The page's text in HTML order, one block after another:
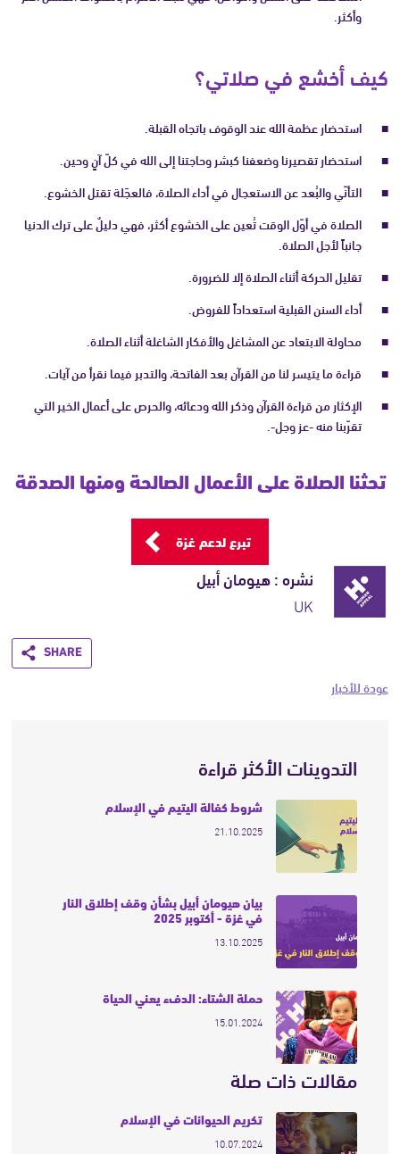
وأكثر.
كيف أخشع في صلاتي؟
استحضار عظمة الله عند الوقوف باتجاه القبلة.
استحضار تقصيرنا وضعفنا كبشر وحاجتنا إلى الله في كلّ آنٍ وحين.
التأنّي والبُعد عن الاستعجال في أداء الصلاة، فالعجَلة تقتل الخشوع.
الصلاة في أوّل الوقت تُعين على الخشوع أكثر، فهي دليلٌ على ترك الدنيا
جانباً لأجل الصلاة.
تقليل الحركة أثناء الصلاة إلا للضرورة.
أداء السنن القبلية استعداداً للفروض.
محاولة الابتعاد عن المشاغل والأفكار الشاغلة أثناء الصلاة.
قراءة ما يتيسر لنا من القرآن بعد الفاتحة، والتدبر فيما نقرأ من آيات.
الإكثار من قراءة القرآن وذكر الله ودعائه، والحرص على أعمال الخير التي
تقرّبنا منه -عز وجل-.
تحثنا الصلاة على الأعمال الصالحة ومنها الصدقة
تبرع لدعم غزة
نشره : هيومان أبيل
UK
Share
عودة للأخبار
التدوينات الأكثر قراءة
شروط كفالة اليتيم في الإسلام
21.10.2025
بيان هيومان أبيل بشأن وقف إطلاق النار
في غزة - أكتوبر 2025
13.10.2025
حملة الشتاء: الدفء يعني الحياة
15.01.2024
مقالات ذات صلة
تكريم الحيوانات في الإسلام
10.07.2024